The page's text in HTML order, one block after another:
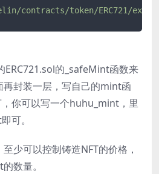
contracts/token/ERC721/
ERC721.sol的_safeMint函数来
封装一层，写自己的mint函
你可以写一个huhu_mint，里
可。
少可以控制铸造NFT的价格，
数量。